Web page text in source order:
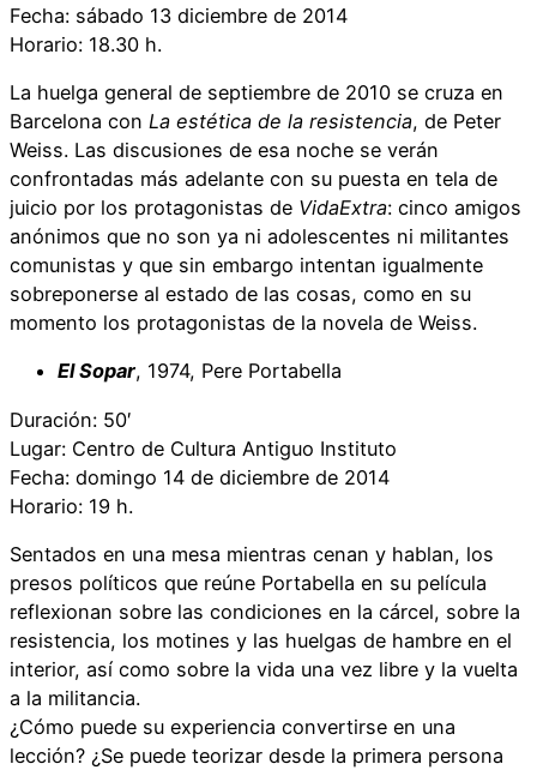
Fecha: sábado 13 diciembre de 2014
Horario: 18.30 h.
La huelga general de septiembre de 2010 se cruza en
Barcelona con La estética de la resistencia, de Peter
Weiss. Las discusiones de esa noche se verán
confrontadas más adelante con su puesta en tela de
juicio por los protagonistas de VidaExtra: cinco amigos
anónimos que no son ya ni adolescentes ni militantes
comunistas y que sin embargo intentan igualmente
sobreponerse al estado de las cosas, como en su
momento los protagonistas de la novela de Weiss.
El Sopar, 1974, Pere Portabella
Duración: 50′
Lugar: Centro de Cultura Antiguo Instituto
Fecha: domingo 14 de diciembre de 2014
Horario: 19 h.
Sentados en una mesa mientras cenan y hablan, los
presos políticos que reúne Portabella en su película
reflexionan sobre las condiciones en la cárcel, sobre la
resistencia, los motines y las huelgas de hambre en el
interior, así como sobre la vida una vez libre y la vuelta
a la militancia.
¿Cómo puede su experiencia convertirse en una
lección? ¿Se puede teorizar desde la primera persona